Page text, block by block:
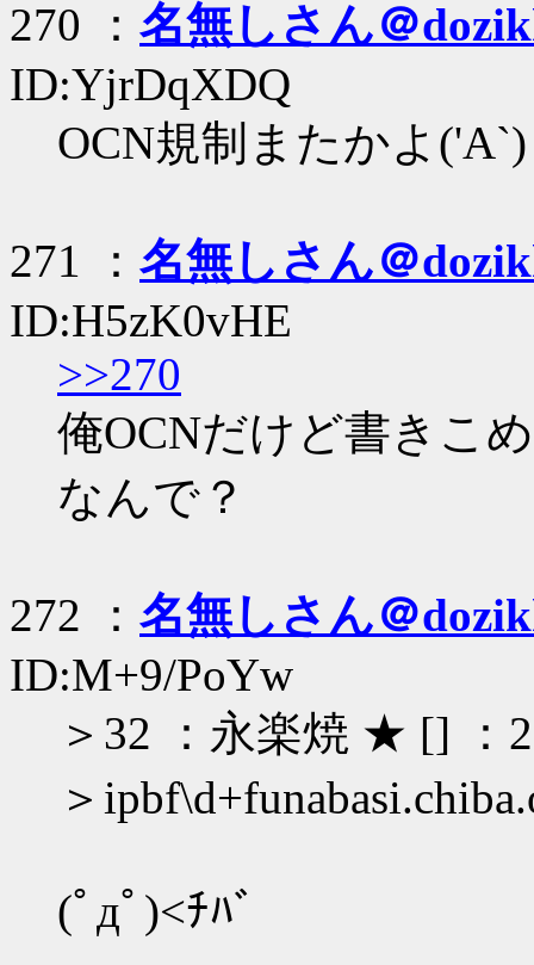
270 ： 名無しさん＠
ID:YjrDqXDQ
OCN規制またかよ('A`)
271 ： 名無しさん＠
ID:H5zK0vHE
>>270
俺OCNだけど書きこ
なんで？
272 ： 名無しさん＠
ID:M+9/PoYw
＞32 ：永楽焼 ★ [] ：
＞
(ﾟдﾟ)<ﾁﾊﾞ